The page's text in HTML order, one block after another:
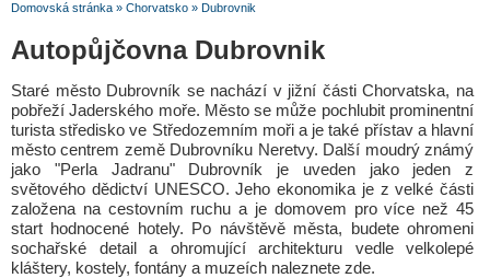
Domovská stránka » Chorvatsko » Dubrovnik
Autopůjčovna Dubrovnik
Staré město Dubrovník se nachází v jižní části Chorvatska, na
pobřeží Jaderského moře. Město se může pochlubit prominentní
turista středisko ve Středozemním moři a je také přístav a hlavní
město centrem země Dubrovníku Neretvy. Další moudrý známý
jako "Perla Jadranu" Dubrovník je uveden jako jeden z
světového dědictví UNESCO. Jeho ekonomika je z velké části
založena na cestovním ruchu a je domovem pro více než 45
start hodnocené hotely. Po návštěvě města, budete ohromeni
sochařské detail a ohromující architekturu vedle velkolepé
kláštery, kostely, fontány a muzeích naleznete zde.